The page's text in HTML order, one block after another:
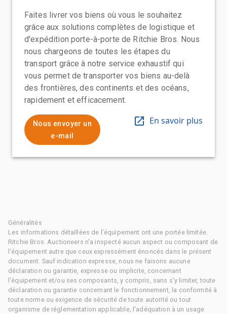
Faites livrer vos biens où vous le souhaitez
grâce aux solutions complètes de logistique et
d'expédition porte-à-porte de Ritchie Bros. Nous
nous chargeons de toutes les étapes du
transport grâce à notre service exhaustif qui
vous permet de transporter vos biens au-delà
des frontières, des continents et des océans,
rapidement et efficacement.
Nous envoyer un
e-mail
En savoir plus
Généralités
Les informations détaillées de l'équipement ont une portée limitée.
Ritchie Bros. Auctioneers n'a inspecté aucun aspect ou composant de
l'équipement autre que ceux expressément énoncés dans le présent
document. Sauf indication expresse, nous ne faisons aucune
déclaration ou garantie, expresse ou implicite, concernant
l'équipement et/ou ses composants, y compris, sans s'y limiter, toute
déclaration ou garantie concernant le fonctionnement, la conformité à
toute norme ou exigence de sécurité de toute autorité ou tout
organisme de réglementation applicable, l'adéquation à un usage